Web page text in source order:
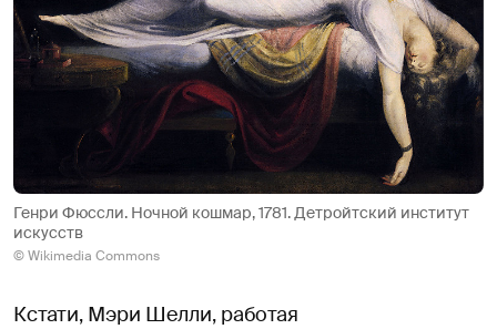
Генри Фюссли. Ночной кошмар, 1781. Детройтский институт
искусств
© Wikimedia Commons
Кстати, Мэри Шелли, работая